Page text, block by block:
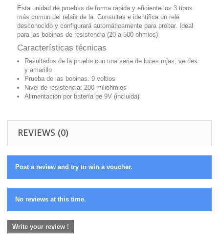
Esta unidad de pruebas de forma rápida y eficiente los 3 tipos
más comun del relais de la. Consultas e identifica un relé
desconocido y configurará automáticamente para probar. Ideal
para las bobinas de resistencia (20 a 500 ohmios)
Características técnicas
Resultados de la prueba con una serie de luces rojas, verdes
y amarillo
Prueba de las bobinas: 9 voltios
Nivel de resistencia: 200 miliohmios
Alimentación por batería de 9V (incluida)
REVIEWS (0)
Post a review and try to win a voucher.
No reviews at this time.
Write your review !